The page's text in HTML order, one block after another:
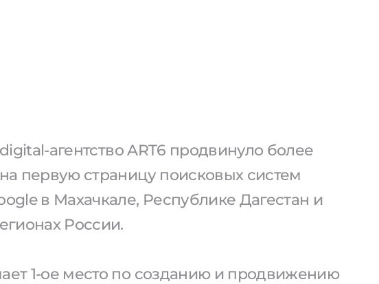
агентство ART6 продвинуло более
первую страницу поисковых систем
в Махачкале, Республике Дагестан и
России.
1-ое место по созданию и продвижению